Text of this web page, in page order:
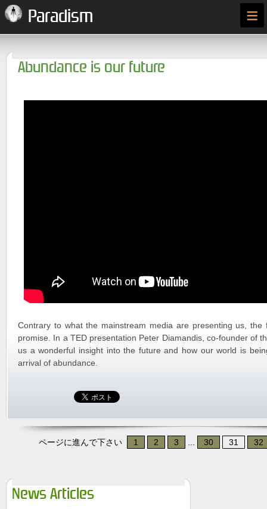
Paradism ≡
Abundance is our future
Contrary to what the mainstream media are presenting us,
promise. In a TED presentation Peter Diamandis, co-founder of
us a wonderful insight into the future and how our world is
arrival of abundance.
ページに進んで下さい 1 2 3 30 31 32
News Articles